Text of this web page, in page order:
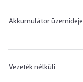
Akkumulátor üzemideje
Vezeték nélküli